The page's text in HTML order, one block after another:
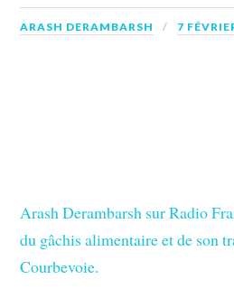
ARASH DERAMBARSH 7
Arash Derambarsh sur Radio
du gâchis alimentaire et de son
Courbevoie.